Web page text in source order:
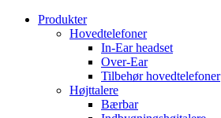
VidereProdukter
Hovedtelefoner
In-Ear headset
Over-Ear
Tilbehør hovedtelefoner
Højttalere
Bærbar